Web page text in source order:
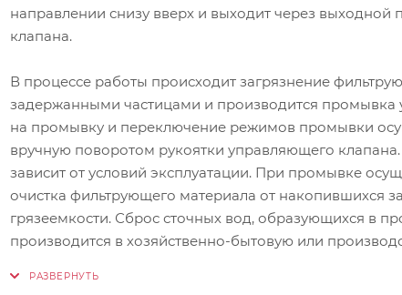
направлении снизу вверх и выходит через выходной
клапана.
В процессе работы происходит загрязнение
задержанными частицами и производится промывка
на промывку и переключение режимов промывки
вручную поворотом рукоятки управляющего
зависит от условий эксплуатации. При промывке
очистка фильтрующего материала от накопившихся
грязеемкости. Сброс сточных вод, образующихся в
производится в хозяйственно-бытовую или